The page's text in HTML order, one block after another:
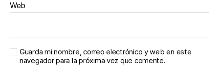
Web
Guarda mi nombre, correo electrónico y web en este
navegador para la próxima vez que comente.